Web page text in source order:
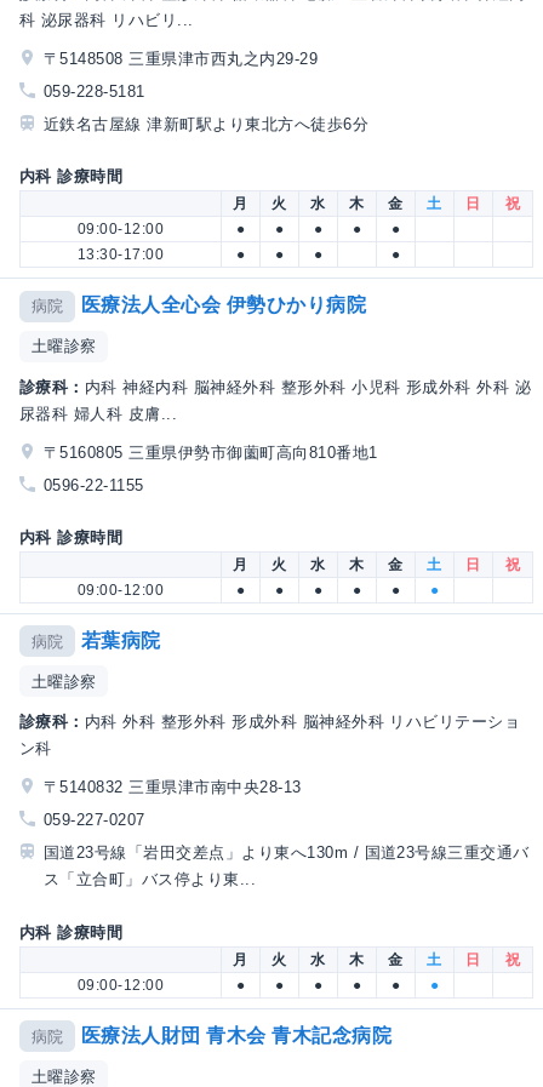
科 泌尿器科 リハビリ...
〒5148508 三重県津市西丸之内29-29
059-228-5181
近鉄名古屋線 津新町駅より東北方へ徒歩6分
内科 診療時間
月 火 水 木 金 土 日
祝
09:00-12:00
● ● ● ●
●
13:30-17:00
● ● ● ●
病院 医療法人全心会 伊勢ひかり病院
土曜診察
診療科： 内科 神経内科 脳神経外科 整形外科 小児科 形成外科 外科 泌
尿器科 婦人科 皮膚...
〒5160805 三重県伊勢市御薗町高向810番地1
0596-22-1155
内科 診療時間
月 火 水 木 金 土 日
祝
09:00-12:00
● ● ● ● ● ●
病院 若葉病院
土曜診察
診療科： 内科 外科 整形外科 形成外科 脳神経外科 リハビリテーショ
ン科
〒5140832 三重県津市南中央28-13
059-227-0207
国道23号線「岩田交差点」より東へ130m / 国道23号線三重交通バ
ス「立合町」バス停より東...
内科 診療時間
月 火 水 木 金 土 日
祝
09:00-12:00
● ● ● ● ● ●
病院 医療法人財団 青木会 青木記念病院
土曜診察